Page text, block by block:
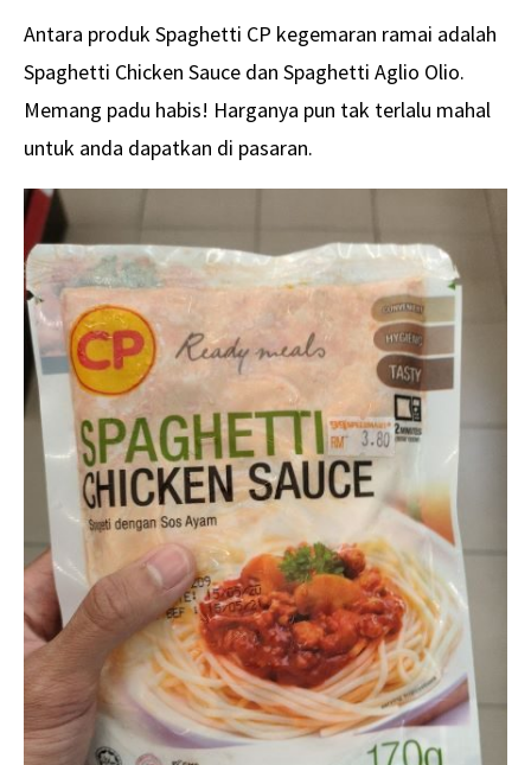
Antara produk Spaghetti CP kegemaran ramai adalah
Spaghetti Chicken Sauce dan Spaghetti Aglio Olio.
Memang padu habis! Harganya pun tak terlalu mahal
untuk anda dapatkan di pasaran.